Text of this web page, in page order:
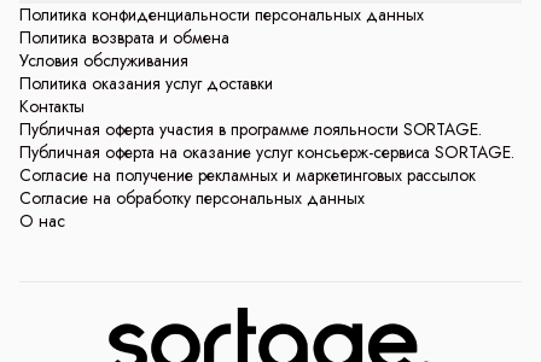
Политика конфиденциальности персональных данных
Политика возврата и обмена
Условия обслуживания
Политика оказания услуг доставки
Контакты
Публичная оферта участия в программе лояльности SORTAGE.
Публичная оферта на оказание услуг консьерж-сервиса SORTAGE.
Согласие на получение рекламных и маркетинговых рассылок
Согласие на обработку персональных данных
О нас